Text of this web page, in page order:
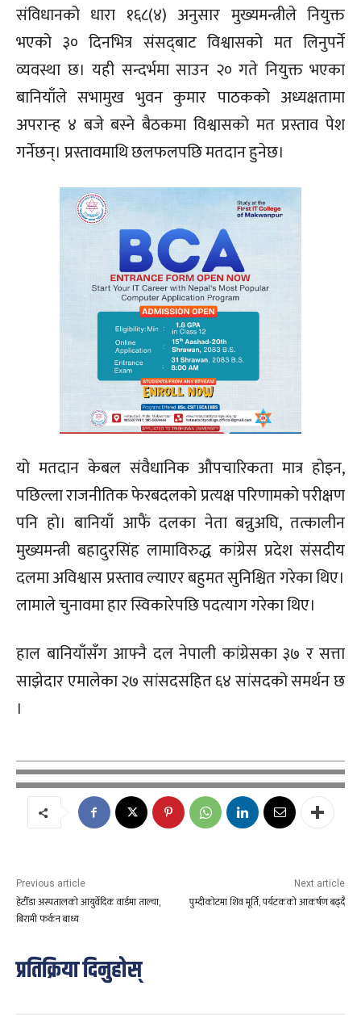
संविधानको धारा १६८(४) अनुसार मुख्यमन्त्रीले नियुक्त
भएको ३० दिनभित्र संसद्‌बाट विश्वासको मत लिनुपर्ने
व्यवस्था छ। यही सन्दर्भमा साउन २० गते नियुक्त भएका
बानियाँले सभामुख भुवन कुमार पाठकको अध्यक्षतामा
अपरान्ह ४ बजे बस्ने बैठकमा विश्वासको मत प्रस्ताव पेश
गर्नेछन्। प्रस्तावमाथि छलफलपछि मतदान हुनेछ।
यो मतदान केबल संवैधानिक औपचारिकता मात्र होइन,
पछिल्ला राजनीतिक फेरबदलको प्रत्यक्ष परिणामको परीक्षण
पनि हो। बानियाँ आफैं दलका नेता बन्नुअघि, तत्कालीन
मुख्यमन्त्री बहादुरसिंह लामाविरुद्ध कांग्रेस प्रदेश संसदीय
दलमा अविश्वास प्रस्ताव ल्याएर बहुमत सुनिश्चित गरेका थिए।
लामाले चुनावमा हार स्विकारेपछि पदत्याग गरेका थिए।
हाल बानियाँसँग आफ्नै दल नेपाली कांग्रेसका ३७ र सत्ता
साझेदार एमालेका २७ सांसदसहित ६४ सांसदको समर्थन छ
।
Previous article
हेटौँडा अस्पतालको आयुर्वेदिक वार्डमा ताल्चा,
बिरामी फर्कन बाध्य
Next article
पुम्दीकोटमा शिव मूर्ति, पर्यटकको आकर्षण बढ्दै
प्रतिक्रिया दिनुहोस्